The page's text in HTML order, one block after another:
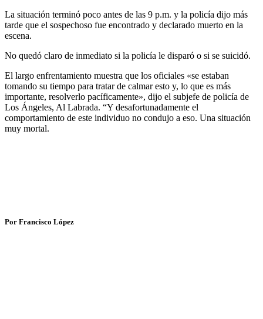
La situación terminó poco antes de las 9 p.m. y la policía dijo más
tarde que el sospechoso fue encontrado y declarado muerto en la
escena.
No quedó claro de inmediato si la policía le disparó o si se suicidó.
El largo enfrentamiento muestra que los oficiales «se estaban
tomando su tiempo para tratar de calmar esto y, lo que es más
importante, resolverlo pacíficamente», dijo el subjefe de policía de
Los Ángeles, Al Labrada. “Y desafortunadamente el
comportamiento de este individuo no condujo a eso. Una situación
muy mortal.
Por Francisco López